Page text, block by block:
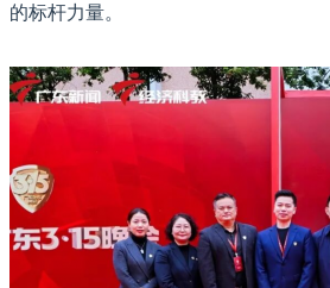
的标杆力量。